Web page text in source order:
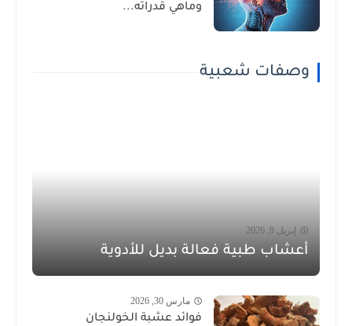
وماهي قدراته...
وصفات شعبية
إبريل 9, 2026
أعشاب طبية فعالة بديل للأدوية
مارس 30, 2026
فوائد عشبة الخولنجان